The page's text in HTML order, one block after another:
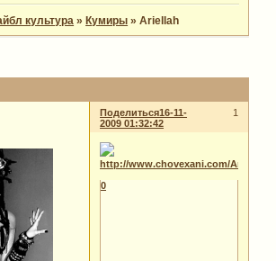
культура »Кумиры »Ariellah
Поделиться 1
16-11-
2009 01:32:42
0